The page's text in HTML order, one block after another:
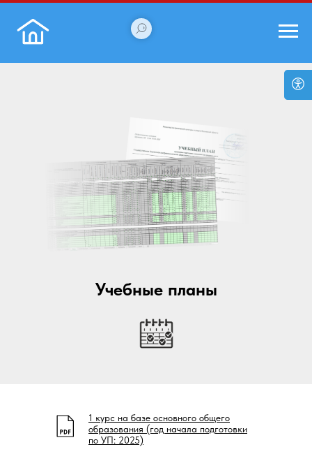
Учебные планы
1 курс на базе основного общего
образования (год начала подготовки
по УП: 2025)